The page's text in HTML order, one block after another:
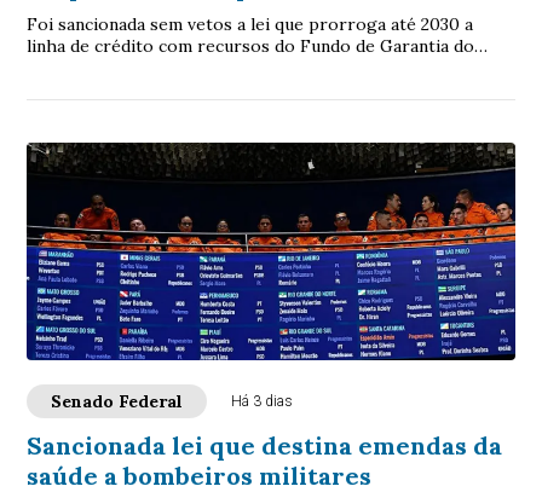
Foi sancionada sem vetos a lei que prorroga até 2030 a
linha de crédito com recursos do Fundo de Garantia do
Senado Federal Há 3 dias
Sancionada lei que destina emendas da
saúde a bombeiros militares